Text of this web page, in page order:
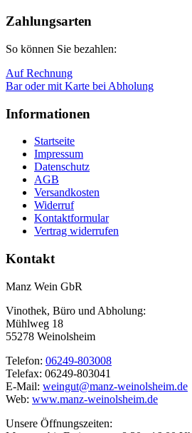
oben
Zahlungsarten
So können Sie bezahlen:
Auf Rechnung
Bar oder mit Karte bei Abholung
Informationen
Startseite
Impressum
Datenschutz
AGB
Versandkosten
Widerruf
Kontaktformular
Vertrag widerrufen
Kontakt
Manz Wein GbR
Vinothek, Büro und Abholung:
Mühlweg 18
55278 Weinolsheim
Telefon: 06249-803008
Telefax: 06249-803041
E-Mail: weingut@manz-weinolsheim.de
Web: www.manz-weinolsheim.de
Unsere Öffnungszeiten: